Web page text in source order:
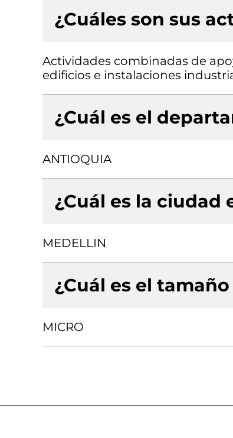
¿Cuáles son sus
Actividades combinadas de
edificios e instalaciones
¿Cuál es el
ANTIOQUIA
¿Cuál es la ciudad
MEDELLIN
¿Cuál es el
MICRO